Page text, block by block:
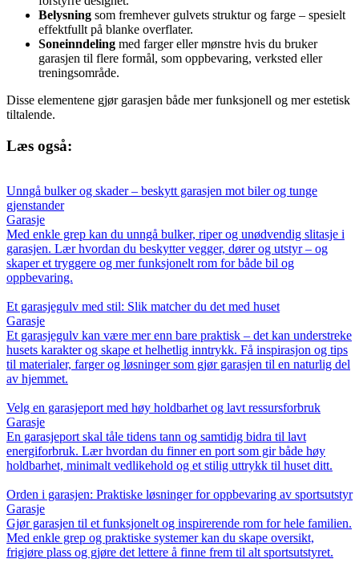
Belysning som fremhever gulvets struktur og farge – spesielt
effektfullt på blanke overflater.
Soneinndeling med farger eller mønstre hvis du bruker
garasjen til flere formål, som oppbevaring, verksted eller
treningsområde.
Disse elementene gjør garasjen både mer funksjonell og mer estetisk
tiltalende.
Læs også:
Unngå bulker og skader – beskytt garasjen mot biler og tunge
gjenstander
Garasje
Med enkle grep kan du unngå bulker, riper og unødvendig slitasje i
garasjen. Lær hvordan du beskytter vegger, dører og utstyr – og
skaper et tryggere og mer funksjonelt rom for både bil og
oppbevaring.
Et garasjegulv med stil: Slik matcher du det med huset
Garasje
Et garasjegulv kan være mer enn bare praktisk – det kan understreke
husets karakter og skape et helhetlig inntrykk. Få inspirasjon og tips
til materialer, farger og løsninger som gjør garasjen til en naturlig del
av hjemmet.
Velg en garasjeport med høy holdbarhet og lavt ressursforbruk
Garasje
En garasjeport skal tåle tidens tann og samtidig bidra til lavt
energiforbruk. Lær hvordan du finner en port som gir både høy
holdbarhet, minimalt vedlikehold og et stilig uttrykk til huset ditt.
Orden i garasjen: Praktiske løsninger for oppbevaring av sportsutstyr
Garasje
Gjør garasjen til et funksjonelt og inspirerende rom for hele familien.
Med enkle grep og praktiske systemer kan du skape oversikt,
frigjøre plass og gjøre det lettere å finne frem til alt sportsutstyret.